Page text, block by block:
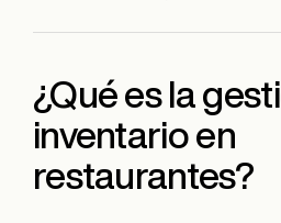
¿Qué es la
inventario en
restaurantes?